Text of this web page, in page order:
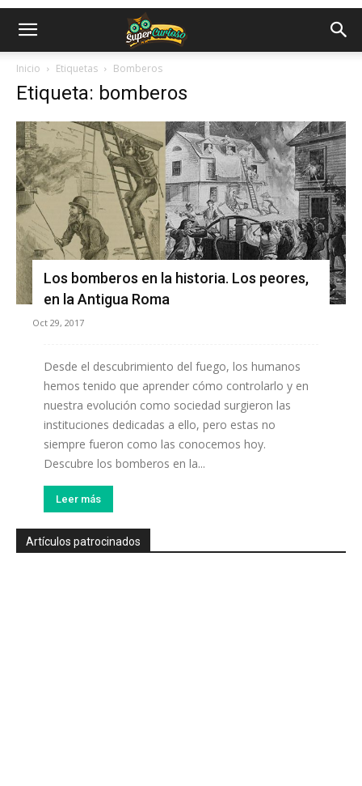
Inicio Etiquetas Bomberos
Etiqueta: bomberos
Los bomberos en la historia. Los peores,
en la Antigua Roma
Oct 29, 2017
Desde el descubrimiento del fuego, los humanos
hemos tenido que aprender cómo controlarlo y en
nuestra evolución como sociedad surgieron las
instituciones dedicadas a ello, pero estas no
siempre fueron como las conocemos hoy.
Descubre los bomberos en la...
Leer más
Artículos patrocinados